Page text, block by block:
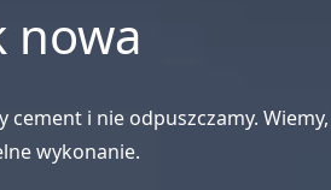
nowa
i nie odpuszczamy.
wykonanie.